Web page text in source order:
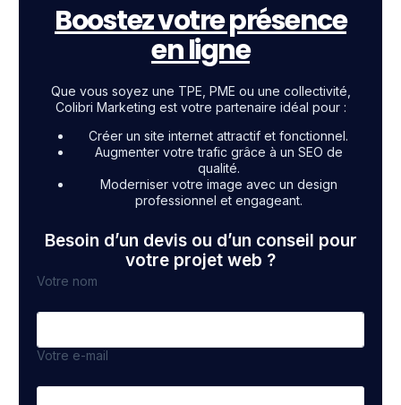
Boostez votre présence
en ligne
Que vous soyez une TPE, PME ou une collectivité,
Colibri Marketing est votre partenaire idéal pour :
Créer un site internet attractif et fonctionnel.
Augmenter votre trafic grâce à un SEO de
qualité.
Moderniser votre image avec un design
professionnel et engageant.
Besoin d’un devis ou d’un conseil pour
votre projet web ?
Votre nom
Votre e-mail